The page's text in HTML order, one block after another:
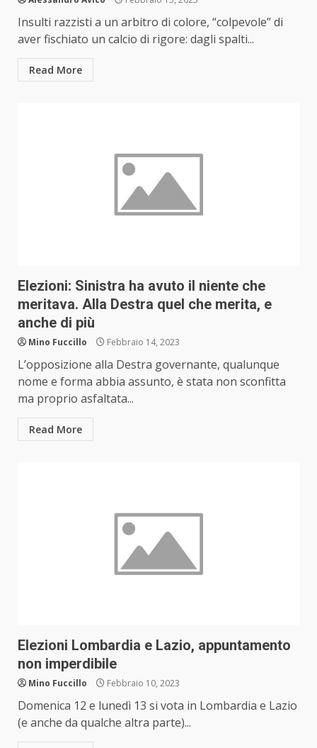
Insulti razzisti a un arbitro di colore, “colpevole” di
aver fischiato un calcio di rigore: dagli spalti...
Read More
Elezioni: Sinistra ha avuto il niente che
meritava. Alla Destra quel che merita, e
anche di più
Mino Fuccillo Febbraio 14, 2023
L’opposizione alla Destra governante, qualunque
nome e forma abbia assunto, è stata non sconfitta
ma proprio asfaltata...
Read More
Elezioni Lombardia e Lazio, appuntamento
non imperdibile
Mino Fuccillo Febbraio 10, 2023
Domenica 12 e lunedì 13 si vota in Lombardia e Lazio
(e anche da qualche altra parte)...